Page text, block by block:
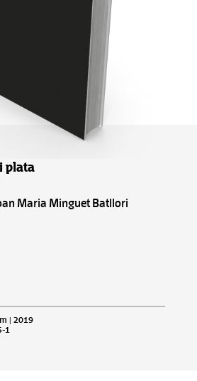
plata
Maria Minguet Batllori
| 2019
1